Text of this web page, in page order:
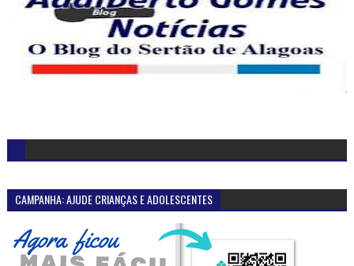
CAMPANHA: AJUDE CRIANÇAS E ADOLESCENTES